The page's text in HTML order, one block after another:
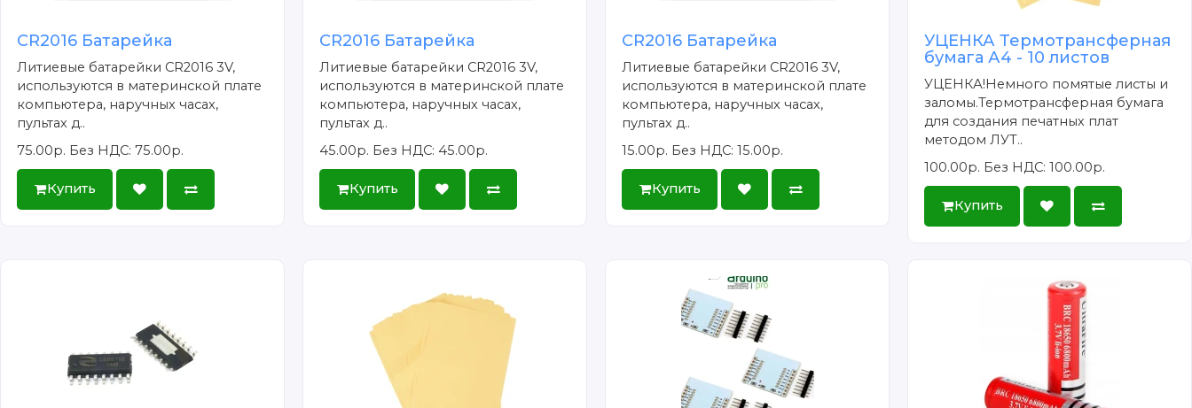
CR2016 Батарейка
Литиевые батарейки CR2016 3V,
используются в материнской плате
компьютера, наручных часах,
пультах д..
75.00р. Без НДС: 75.00р.
Купить
CR2016 Батарейка
Литиевые батарейки CR2016 3V,
используются в материнской плате
компьютера, наручных часах,
пультах д..
45.00р. Без НДС: 45.00р.
Купить
CR2016 Батарейка
Литиевые батарейки CR2016 3V,
используются в материнской плате
компьютера, наручных часах,
пультах д..
15.00р. Без НДС: 15.00р.
Купить
УЦЕНКА Термотрансферная
бумага А4 - 10 листов
УЦЕНКА!Немного помятые листы и
заломы.Термотрансферная бумага
для создания печатных плат
методом ЛУТ..
100.00р. Без НДС: 100.00р.
Купить